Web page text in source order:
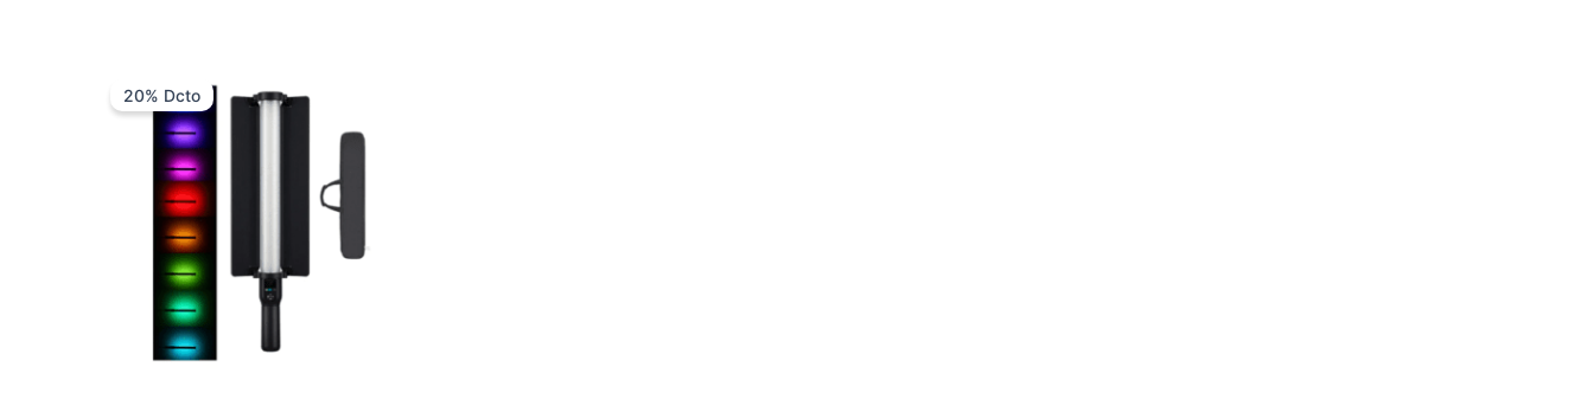
20% Dcto
precio
original
era:
$ 849.000.
actual
$ 679.000.